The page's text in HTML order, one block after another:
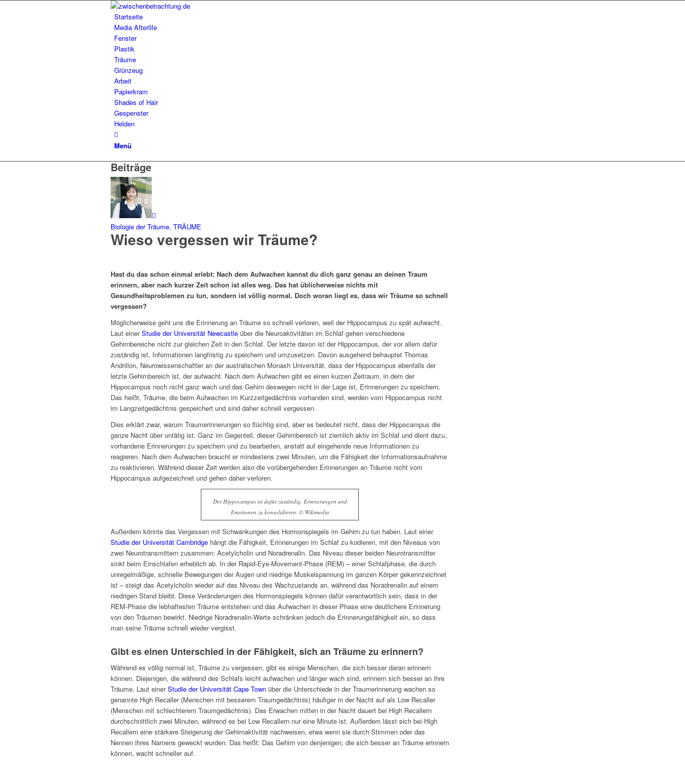
Startseite
Media Afterlife
Fenster
Plastik
Träume
Grünzeug
Arbeit
Papierkram
Shades of Hair
Gespenster
Helden
Menü
Beiträge
Biologie der Träume, TRÄUME
Wieso vergessen wir Träume?
Hast du das schon einmal erlebt: Nach dem Aufwachen kannst du dich ganz genau an deinen Traum
erinnern, aber nach kurzer Zeit schon ist alles weg. Das hat üblicherweise nichts mit
Gesundheitsproblemen zu tun, sondern ist völlig normal. Doch woran liegt es, dass wir Träume so schnell
vergessen?
Möglicherweise geht uns die Erinnerung an Träume so schnell verloren, weil der Hippocampus zu spät aufwacht.
Laut einerStudie der Universität Newcastle über die Neuroaktivitäten im Schlaf gehen verschiedene
Gehirnbereiche nicht zur gleichen Zeit in den Schlaf. Der letzte davon ist der Hippocampus, der vor allem dafür
zuständig ist, Informationen langfristig zu speichern und umzusetzen. Davon ausgehend behauptet Thomas
Andrillon, Neurowissenschaftler an der australischen Monash Universität, dass der Hippocampus ebenfalls der
letzte Gehirnbereich ist, der aufwacht. Nach dem Aufwachen gibt es einen kurzen Zeitraum, in dem der
Hippocampus noch nicht ganz wach und das Gehirn deswegen nicht in der Lage ist, Erinnerungen zu speichern.
Das heißt, Träume, die beim Aufwachen im Kurzzeitgedächtnis vorhanden sind, werden vom Hippocampus nicht
im Langzeitgedächtnis gespeichert und sind daher schnell vergessen.
Dies erklärt zwar, warum Traumerinnerungen so flüchtig sind, aber es bedeutet nicht, dass der Hippocampus die
ganze Nacht über untätig ist. Ganz im Gegenteil, dieser Gehirnbereich ist ziemlich aktiv im Schlaf und dient dazu,
vorhandene Erinnerungen zu speichern und zu bearbeiten, anstatt auf eingehende neue Informationen zu
reagieren. Nach dem Aufwachen braucht er mindestens zwei Minuten, um die Fähigkeit der Informationsaufnahme
zu reaktivieren. Während dieser Zeit werden also die vorübergehenden Erinnerungen an Träume nicht vom
Hippocampus aufgezeichnet und gehen daher verloren.
Der Hippocampus ist dafür zuständig, Erinnerungen und
Emotionen zu konsolidieren. © Wikimedia
Außerdem könnte das Vergessen mit Schwankungen des Hormonspiegels im Gehirn zu tun haben. Laut einer
Studie der Universität Cambridge hängt die Fähigkeit, Erinnerungen im Schlaf zu kodieren, mit den Niveaus von
zwei Neurotransmittern zusammen: Acetylcholin und Noradrenalin. Das Niveau dieser beiden Neurotransmitter
sinkt beim Einschlafen erheblich ab. In der Rapid-Eye-Movement-Phase (REM) – einer Schlafphase, die durch
unregelmäßige, schnelle Bewegungen der Augen und niedrige Muskelspannung im ganzen Körper gekennzeichnet
ist – steigt das Acetylcholin wieder auf das Niveau des Wachzustands an, während das Noradrenalin auf einem
niedrigen Stand bleibt. Diese Veränderungen des Hormonspiegels können dafür verantwortlich sein, dass in der
REM-Phase die lebhaftesten Träume entstehen und das Aufwachen in dieser Phase eine deutlichere Erinnerung
von den Träumen bewirkt. Niedrige Noradrenalin-Werte schränken jedoch die Erinnerungsfähigkeit ein, so dass
man seine Träume schnell wieder vergisst.
Gibt es einen Unterschied in der Fähigkeit, sich an Träume zu erinnern?
Während es völlig normal ist, Träume zu vergessen, gibt es einige Menschen, die sich besser daran erinnern
können. Diejenigen, die während des Schlafs leicht aufwachen und länger wach sind, erinnern sich besser an ihre
Träume. Laut einerStudie der Universität Cape Town über die Unterschiede in der Traumerinnerung wachen so
genannte High Recaller (Menschen mit besserem Traumgedächtnis) häufiger in der Nacht auf als Low Recaller
(Menschen mit schlechterem Traumgedächtnis). Das Erwachen mitten in der Nacht dauert bei High Recallern
durchschnittlich zwei Minuten, während es bei Low Recallern nur eine Minute ist. Außerdem lässt sich bei High
Recallern eine stärkere Steigerung der Gehirnaktivität nachweisen, etwa wenn sie durch Stimmen oder das
Nennen ihres Namens geweckt wurden. Das heißt: Das Gehirn von denjenigen, die sich besser an Träume erinnern
können, wacht schneller auf.